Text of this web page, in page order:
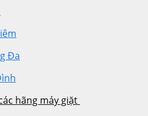
Đa
hãng máy giặt